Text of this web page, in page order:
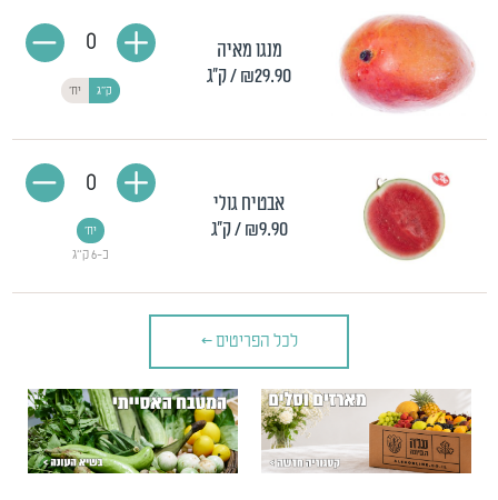
מנגו מאיה
₪29.90/ ק"ג
ק"ג יח'
0
אבטיח גולי
₪9.90 / ק"ג
כ-6 ק"ג
יח'
0
לכל הפריטים>